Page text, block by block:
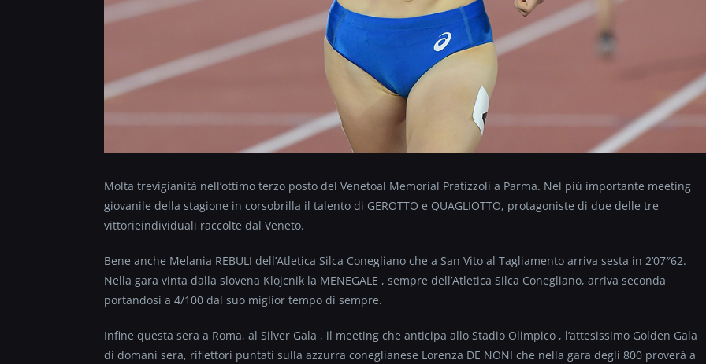
Molta trevigianità nell’ottimo terzo posto del Venetoal Memorial Pratizzoli a Parma. Nel più importante meeting
giovanile della stagione in corsobrilla il talento di GEROTTO e QUAGLIOTTO, protagoniste di due delle tre
vittorieindividuali raccolte dal Veneto.
Bene anche Melania REBULI dell’Atletica Silca Conegliano che a San Vito al Tagliamento arriva sesta in 2’07″62.
Nella gara vinta dalla slovena Klojcnik la MENEGALE , sempre dell’Atletica Silca Conegliano, arriva seconda
portandosi a 4/100 dal suo miglior tempo di sempre.
Infine questa sera a Roma, al Silver Gala , il meeting che anticipa allo Stadio Olimpico , l’attesissimo Golden Gala
di domani sera, riflettori puntati sulla azzurra coneglianese Lorenza DE NONI che nella gara degli 800 proverà a